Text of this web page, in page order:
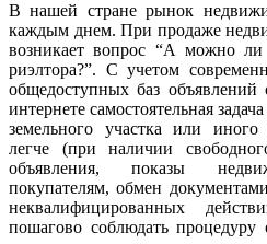
В нашей стране рынок
каждым днем. При продаже
возникает вопрос “А можно ли
риэлтора?”. С учетом
общедоступных баз
интернете самостоятельная
земельного участка или иного
легче (при наличии
объявления, показы
покупателям, обмен
неквалифицированных
пошагово соблюдать